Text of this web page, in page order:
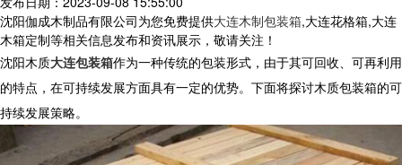
沈阳伽成木制品有限公司为您免费提供大连木制包装箱,大连花格箱,大连
木箱定制等相关信息发布和资讯展示，敬请关注！
沈阳木质大连包装箱作为一种传统的包装形式，由于其可回收、可再利用
的特点，在可持续发展方面具有一定的优势。下面将探讨木质包装箱的可
持续发展策略。